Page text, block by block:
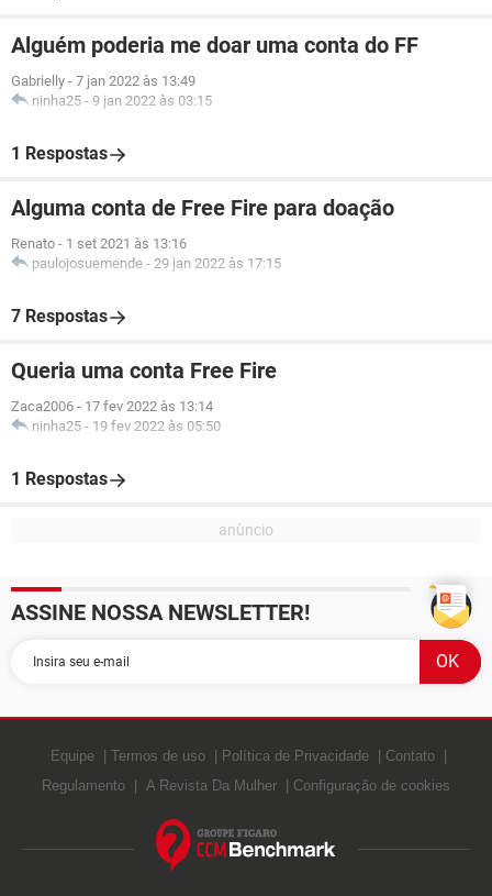
Alguém poderia me doar uma conta do FF
Gabrielly - 7 jan 2022 às 13:49
ninha25 - 9 jan 2022 às 03:15
1 Respostas
Alguma conta de Free Fire para doação
Renato - 1 set 2021 às 13:16
paulojosuemende - 29 jan 2022 às 17:15
7 Respostas
Queria uma conta Free Fire
Zaca2006 - 17 fev 2022 às 13:14
ninha25 - 19 fev 2022 às 05:50
1 Respostas
ASSINE NOSSA NEWSLETTER!
Equipe Termos de uso Política de Privacidade
Contato
Regulamento
A Revista Da Mulher Configuração de cookies